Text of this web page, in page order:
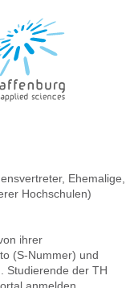
Ehemalige,
Hochschulen)
ihrer
(S-Nummer) und
Studierende der TH